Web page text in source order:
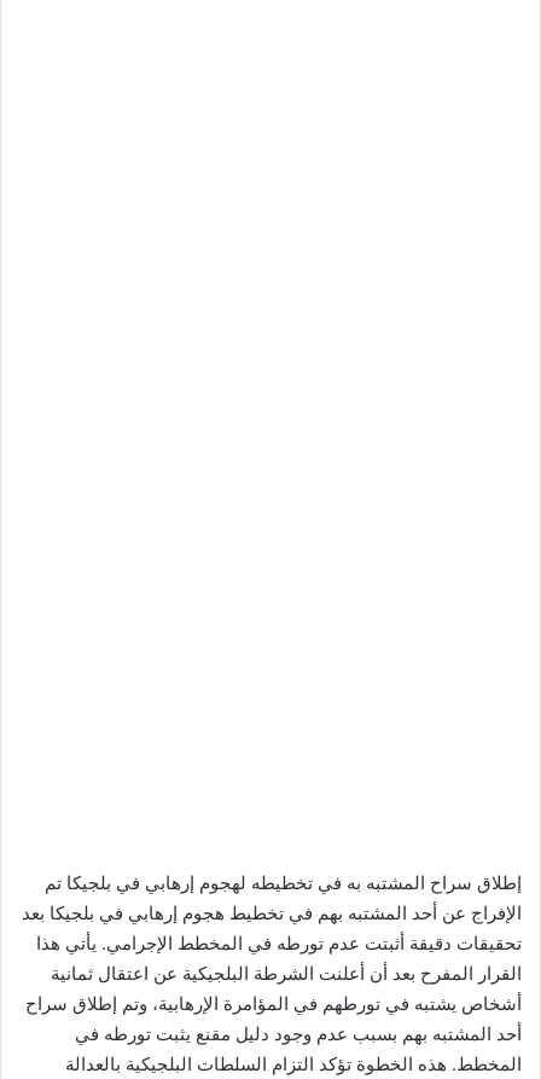
إطلاق سراح المشتبه به في تخطيطه لهجوم إرهابي في بلجيكا تم
الإفراج عن أحد المشتبه بهم في تخطيط هجوم إرهابي في بلجيكا بعد
تحقيقات دقيقة أثبتت عدم تورطه في المخطط الإجرامي. يأتي هذا
القرار المفرح بعد أن أعلنت الشرطة البلجيكية عن اعتقال ثمانية
أشخاص يشتبه في تورطهم في المؤامرة الإرهابية، وتم إطلاق سراح
أحد المشتبه بهم بسبب عدم وجود دليل مقنع يثبت تورطه في
المخطط. هذه الخطوة تؤكد التزام السلطات البلجيكية بالعدالة